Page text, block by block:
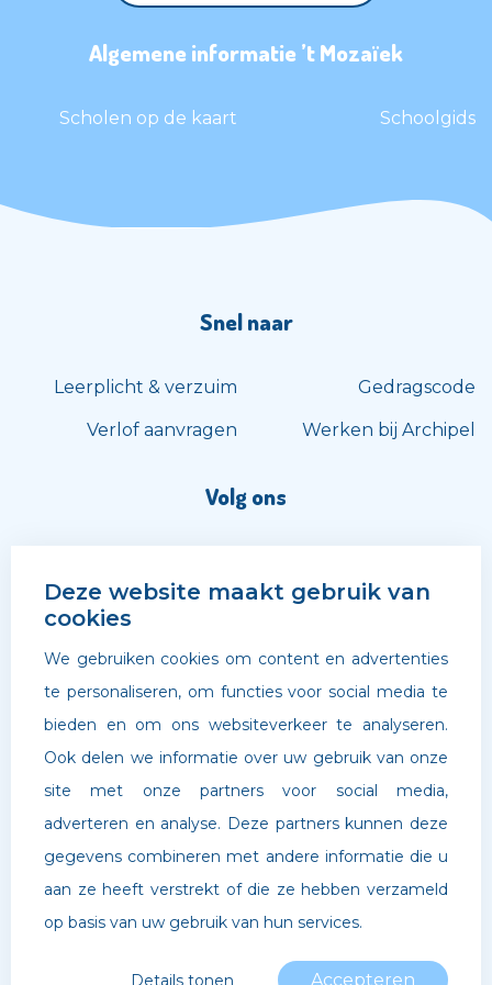
Algemene informatie ’t Mozaïek
Scholen op de kaart Schoolgids
Snel naar
Leerplicht & verzuim
Verlof aanvragen
Gedragscode
Werken bij Archipel
Volg ons
©Archipel Scholen. Website doorBoldr Digital Agency
Privacybeleid
Deze website maakt gebruik van
cookies
We gebruiken cookies om content en advertenties
te personaliseren, om functies voor social media te
bieden en om ons websiteverkeer te analyseren.
Ook delen we informatie over uw gebruik van onze
site met onze partners voor social media,
adverteren en analyse. Deze partners kunnen deze
gegevens combineren met andere informatie die u
aan ze heeft verstrekt of die ze hebben verzameld
op basis van uw gebruik van hun services.
Details tonen Accepteren